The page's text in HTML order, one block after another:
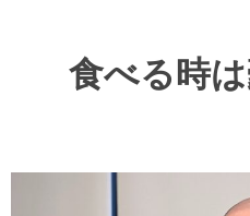
食べる時は